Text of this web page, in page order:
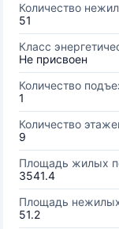
Количество
51
Класс
Не присвоен
Количество
1
Количество
9
Площадь жилых
3541.4
Площадь
51.2